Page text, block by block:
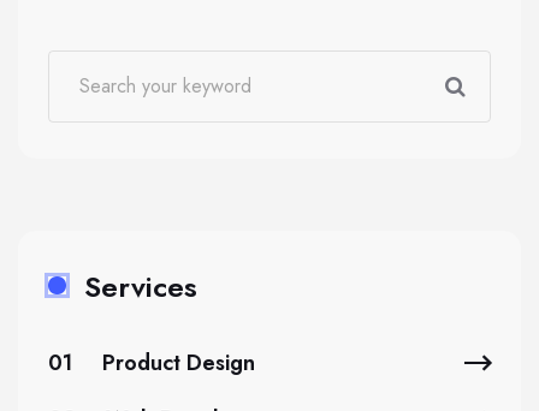
Services
01
Product Design